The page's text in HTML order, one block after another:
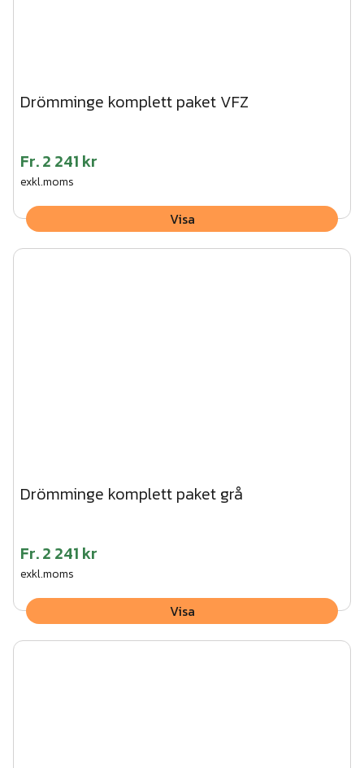
Drömminge komplett paket VFZ
Fr.2 241 kr
exkl.moms
Visa
Drömminge komplett paket grå
Fr.2 241 kr
exkl.moms
Visa